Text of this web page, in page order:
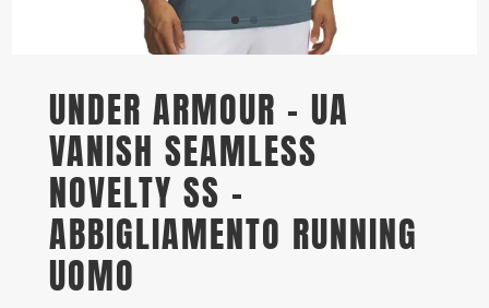
UNDER ARMOUR – UA
VANISH SEAMLESS
NOVELTY SS –
ABBIGLIAMENTO RUNNING
UOMO